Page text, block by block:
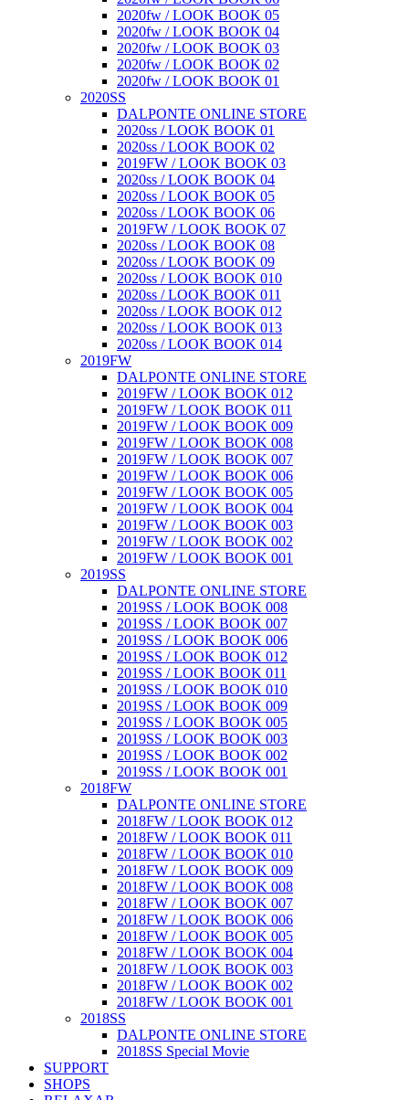
2020fw / LOOK BOOK 05
2020fw / LOOK BOOK 04
2020fw / LOOK BOOK 03
2020fw / LOOK BOOK 02
2020fw / LOOK BOOK 01
2020SS
DALPONTE ONLINE STORE
2020ss / LOOK BOOK 01
2020ss / LOOK BOOK 02
2019FW / LOOK BOOK 03
2020ss / LOOK BOOK 04
2020ss / LOOK BOOK 05
2020ss / LOOK BOOK 06
2019FW / LOOK BOOK 07
2020ss / LOOK BOOK 08
2020ss / LOOK BOOK 09
2020ss / LOOK BOOK 010
2020ss / LOOK BOOK 011
2020ss / LOOK BOOK 012
2020ss / LOOK BOOK 013
2020ss / LOOK BOOK 014
2019FW
DALPONTE ONLINE STORE
2019FW / LOOK BOOK 012
2019FW / LOOK BOOK 011
2019FW / LOOK BOOK 009
2019FW / LOOK BOOK 008
2019FW / LOOK BOOK 007
2019FW / LOOK BOOK 006
2019FW / LOOK BOOK 005
2019FW / LOOK BOOK 004
2019FW / LOOK BOOK 003
2019FW / LOOK BOOK 002
2019FW / LOOK BOOK 001
2019SS
DALPONTE ONLINE STORE
2019SS / LOOK BOOK 008
2019SS / LOOK BOOK 007
2019SS / LOOK BOOK 006
2019SS / LOOK BOOK 012
2019SS / LOOK BOOK 011
2019SS / LOOK BOOK 010
2019SS / LOOK BOOK 009
2019SS / LOOK BOOK 005
2019SS / LOOK BOOK 003
2019SS / LOOK BOOK 002
2019SS / LOOK BOOK 001
2018FW
DALPONTE ONLINE STORE
2018FW / LOOK BOOK 012
2018FW / LOOK BOOK 011
2018FW / LOOK BOOK 010
2018FW / LOOK BOOK 009
2018FW / LOOK BOOK 008
2018FW / LOOK BOOK 007
2018FW / LOOK BOOK 006
2018FW / LOOK BOOK 005
2018FW / LOOK BOOK 004
2018FW / LOOK BOOK 003
2018FW / LOOK BOOK 002
2018FW / LOOK BOOK 001
2018SS
DALPONTE ONLINE STORE
2018SS Special Movie
SUPPORT
SHOPS